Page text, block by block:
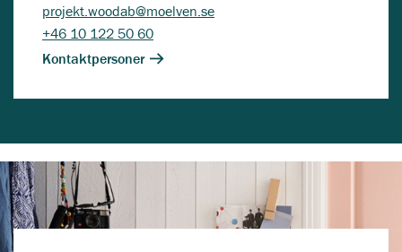
projekt.woodab@moelven.se
+46 10 122 50 60
Kontaktpersoner